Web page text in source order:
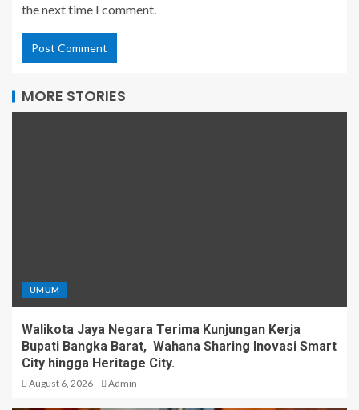
the next time I comment.
MORE STORIES
UMUM
Walikota Jaya Negara Terima Kunjungan Kerja
Bupati Bangka Barat, Wahana Sharing Inovasi Smart
City hingga Heritage City.
August 6, 2026 Admin